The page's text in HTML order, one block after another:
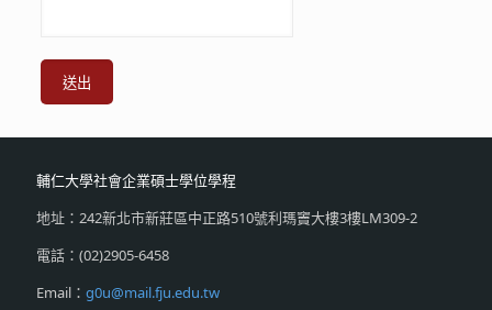
輔仁大學社會企業碩士學位學程
地址：242新北市新莊區中正路510號利瑪竇大樓3樓LM309-2
電話：(02)2905-6458
Email： g0u@mail.fju.edu.tw